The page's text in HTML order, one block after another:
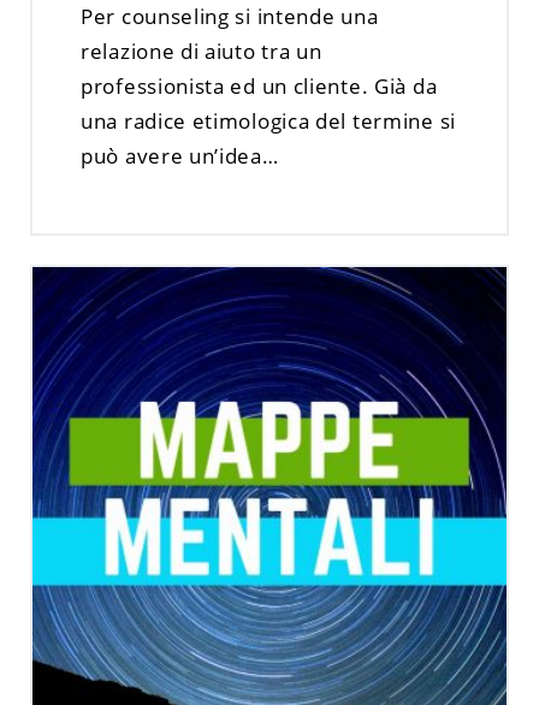
Per counseling si intende una
relazione di aiuto tra un
professionista ed un cliente. Già da
una radice etimologica del termine si
può avere un’idea…